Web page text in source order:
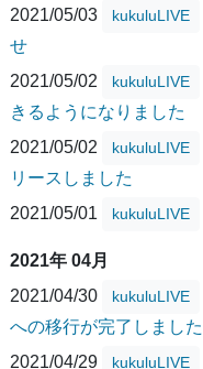
2021/05/03
kukuluLIVE
せ
2021/05/02
kukuluLIVE
きるようになりました
2021/05/02
kukuluLIVE
リースしました
2021/05/01
kukuluLIVE
2021年 04月
2021/04/30
kukuluLIVE
への移行が完了しました
2021/04/29
kukuluLIVE